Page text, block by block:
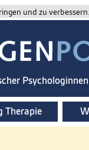
und zu
Therapie